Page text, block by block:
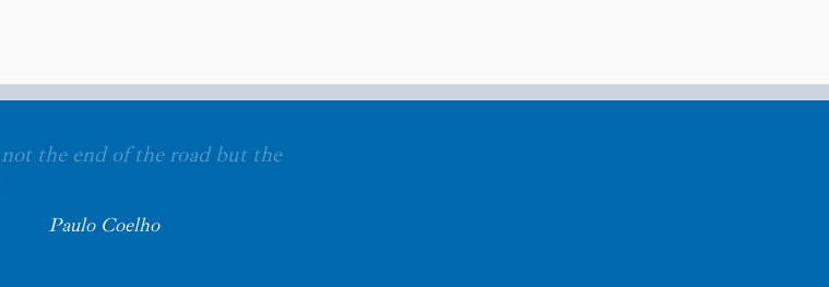
not the end of the road but the
Paulo Coelho